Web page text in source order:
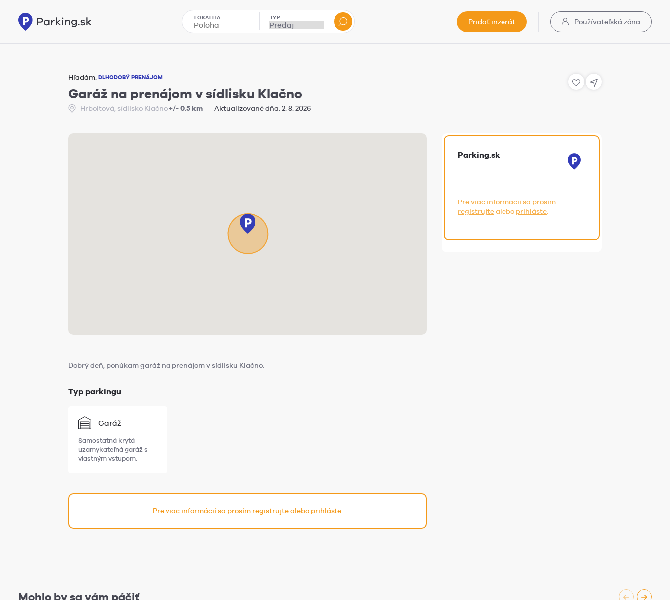
LOKALITA TYP
Pridať inzerát Používateľská zóna
Hľadám: DLHODOBÝ PRENÁJOM
Garáž na prenájom v sídlisku Klačno
Hrboltová, sídlisko Klačno+/- 0.5 km Aktualizované dňa: 2. 8. 2026
Dobrý deň, ponúkam garáž na prenájom v sídlisku Klačno.
Typ parkingu
Garáž
Samostatná krytá
uzamykateľná garáž s
vlastným vstupom.
Pre viac informácií sa prosím registrujtealebo prihláste.
Parking.sk
Pre viac informácií sa prosím
registrujtealebo prihláste
Mohlo by sa vám páčiť